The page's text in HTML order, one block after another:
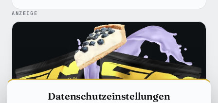
ANZEIGE
Datenschutzeinstellungen